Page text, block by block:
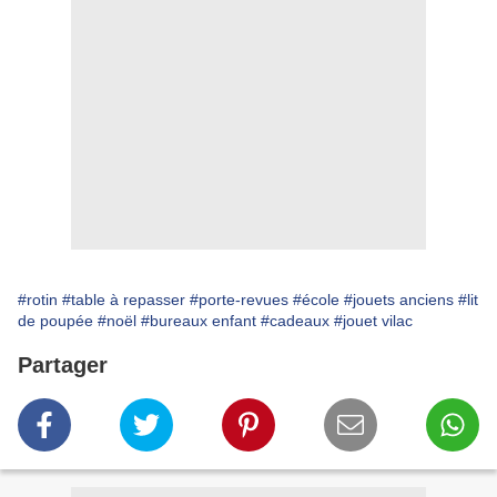
#rotin #table à repasser #porte-revues #école #jouets anciens #lit
de poupée #noël #bureaux enfant #cadeaux #jouet vilac
Partager